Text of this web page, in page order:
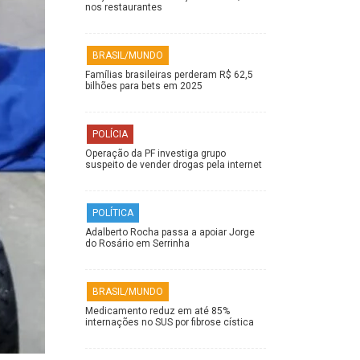
nos restaurantes
BRASIL/MUNDO
Famílias brasileiras perderam R$ 62,5
bilhões para bets em 2025
POLÍCIA
Operação da PF investiga grupo
suspeito de vender drogas pela internet
POLÍTICA
Adalberto Rocha passa a apoiar Jorge
do Rosário em Serrinha
BRASIL/MUNDO
Medicamento reduz em até 85%
internações no SUS por fibrose cística